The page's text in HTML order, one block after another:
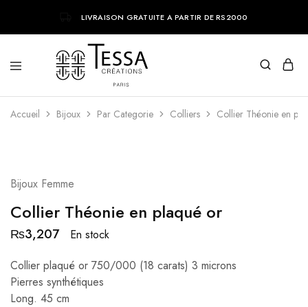
LIVRAISON GRATUITE A PARTIR DE RS2000
Creations
tendances
Accueil Bijoux Par Categorie Colliers Collier Théonie en
Bijoux Femme
Collier Théonie en plaqué or
₨3,207
En stock
Collier plaqué or 750/000 (18 carats) 3 microns
Pierres synthétiques
Long. 45 cm